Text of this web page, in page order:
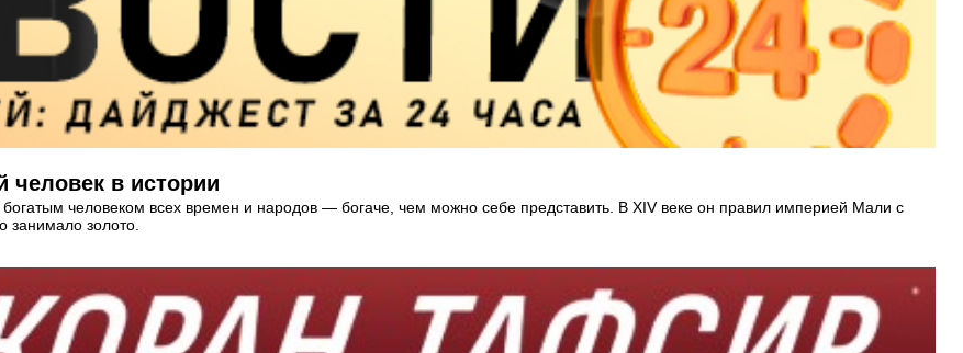
в истории
человеком всех времен и народов — богаче, чем можно себе представить. В XIV веке он правил империей Мали с
занимало золото.